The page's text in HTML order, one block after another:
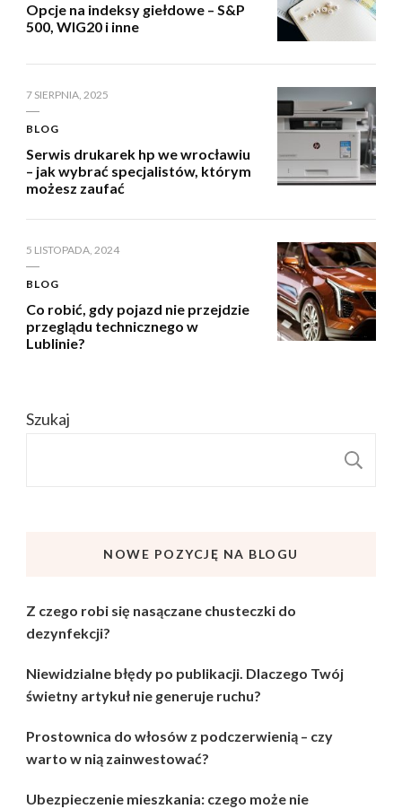
Opcje na indeksy giełdowe – S&P
500, WIG20 i inne
7 SIERPNIA, 2025
BLOG
Serwis drukarek hp we wrocławiu
– jak wybrać specjalistów, którym
możesz zaufać
5 LISTOPADA, 2024
BLOG
Co robić, gdy pojazd nie przejdzie
przeglądu technicznego w
Lublinie?
Szukaj
NOWE POZYCJĘ NA BLOGU
Z czego robi się nasączane chusteczki do
dezynfekcji?
Niewidzialne błędy po publikacji. Dlaczego Twój
świetny artykuł nie generuje ruchu?
Prostownica do włosów z podczerwienią – czy
warto w nią zainwestować?
Ubezpieczenie mieszkania: czego może nie